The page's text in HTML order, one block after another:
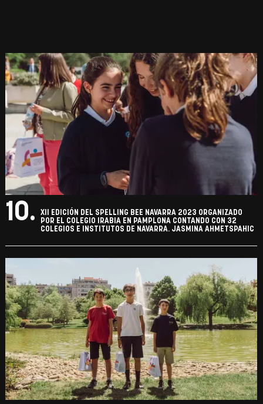
10.
XII EDICIÓN DEL SPELLING BEE NAVARRA 2023 ORGANIZADO
POR EL COLEGIO IRABIA EN PAMPLONA CONTANDO CON 32
COLEGIOS E INSTITUTOS DE NAVARRA. JASMINA AHMETSPAHIC